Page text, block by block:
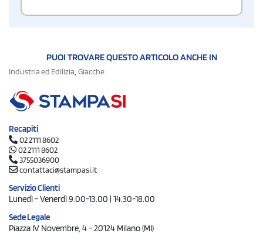
PUOI TROVARE QUESTO ARTICOLO ANCHE IN
Industria ed Edilizia Giacche
Recapiti
02 2111 8602
02 2111 8602
3755036900
contattaci@stampasi.it
Servizio Clienti
Lunedì - Venerdì 9.00-13.00 | 14.30-18.00
Sede Legale
Piazza IV Novembre, 4 - 20124 Milano (MI)